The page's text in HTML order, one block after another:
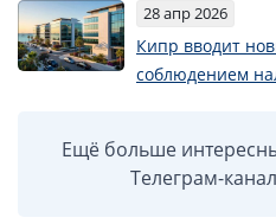
28 апр 2026
Кипр вводит
соблюдением
Ещё больше
Телеграм-